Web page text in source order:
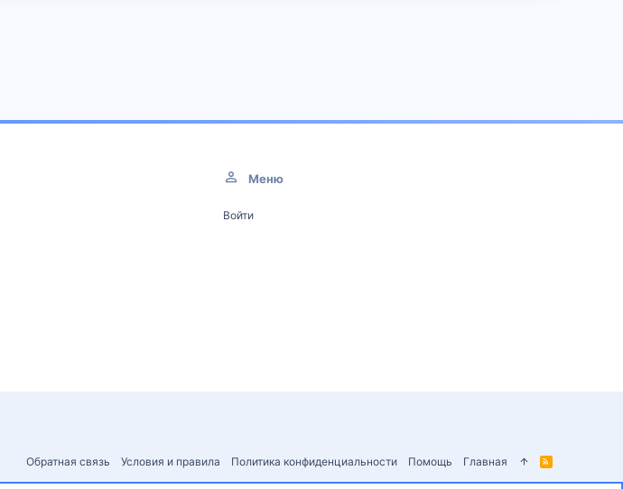
Меню
Войти
Обратная связь Условия и правила Политика конфиденциальности Помощь Главная
R
S